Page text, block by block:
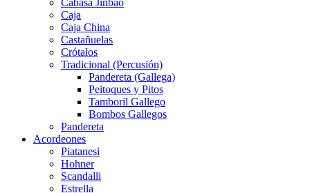
Cabasa Jinbao
Caja
Caja China
Castañuelas
Crótalos
Tradicional (Percusión)
Pandereta (Gallega)
Peitoques y Pitos
Tamboril Gallego
Bombos Gallegos
Pandereta
Acordeones
Piatanesi
Hohner
Scandalli
Estrella